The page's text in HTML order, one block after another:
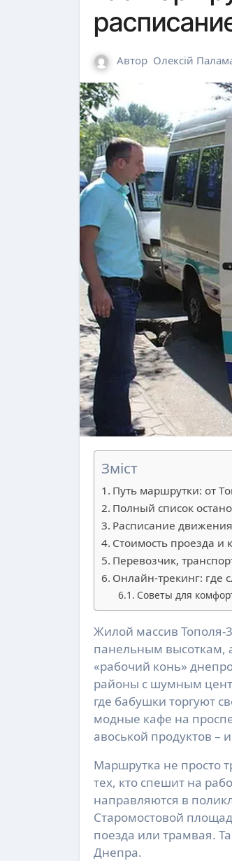
Автор Олексій
Зміст
Путь маршрутки: от
Полный список
Расписание
Стоимость проезда и
Перевозчик,
Онлайн-трекинг: где
Советы для
Жилой массив Тополя-3 просыпается рано, когда первые солнечные лучи скользят по
панельным высоткам,
«рабочий конь»
районы с шумным
где бабушки торгуют
модные кафе на
авоськой продуктов –
Маршрутка не просто
тех, кто спешит на
направляются в
Старомостовой
поезда или трамвая.
Днепра.